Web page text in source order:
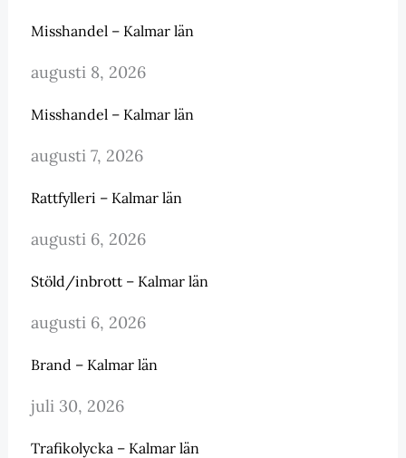
Misshandel – Kalmar län
augusti 8, 2026
Misshandel – Kalmar län
augusti 7, 2026
Rattfylleri – Kalmar län
augusti 6, 2026
Stöld/inbrott – Kalmar län
augusti 6, 2026
Brand – Kalmar län
juli 30, 2026
Trafikolycka – Kalmar län